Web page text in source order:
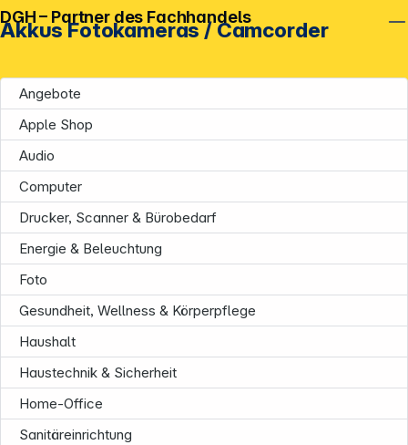
Akkus Fotokameras / Camcorder
Angebote
Apple Shop
Audio
Computer
Drucker, Scanner & Bürobedarf
Energie & Beleuchtung
Foto
Gesundheit, Wellness & Körperpflege
Haushalt
Haustechnik & Sicherheit
Home-Office
Sanitäreinrichtung
DGH – Partner des Fachhandels